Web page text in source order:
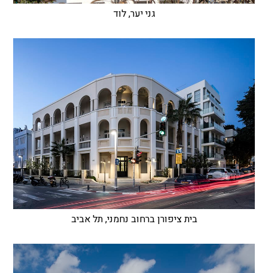
גני יער, לוד
בית ציפורן ברחוב נחמני, תל אביב